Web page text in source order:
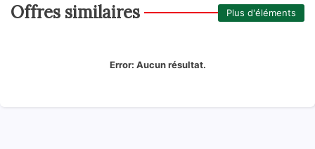
Offres similaires Plus d'éléments
Error: Aucun résultat.